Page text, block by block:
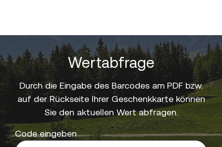
Wertabfrage
Durch die Eingabe des Barcodes am PDF bzw.
auf der Rückseite Ihrer Geschenkkarte können
Sie den aktuellen Wert abfragen.
Code eingeben